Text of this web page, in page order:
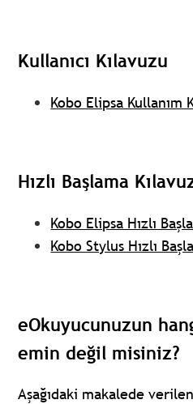
Kullanıcı Kılavuzu
Kobo Elipsa Kullanım
Hızlı Başlama
Kobo Elipsa Hızlı
Kobo Stylus Hızlı
eOkuyucunuzun
emin değil misiniz?
Aşağıdaki makalede